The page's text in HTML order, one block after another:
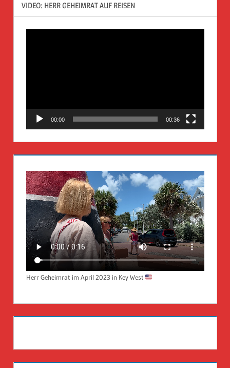
VIDEO: HERR GEHEIMRAT AUF REISEN
00:00 00:36
Herr Geheimrat im April 2023 in Key West